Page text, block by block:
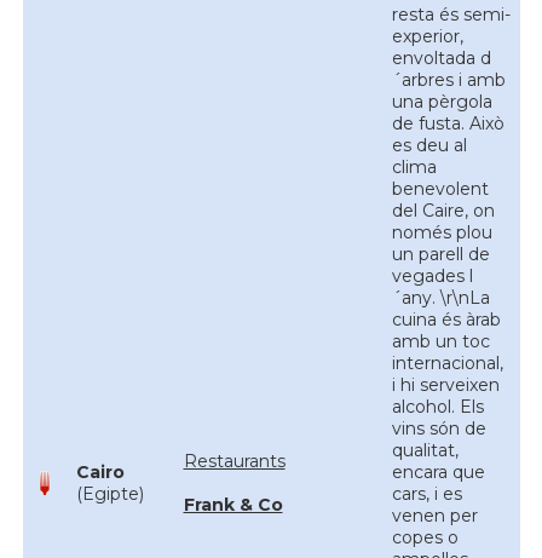
Cairo
(Egipte)
Restaurants
Frank & Co
resta és semi-
experior,
envoltada d
´arbres i amb
una pèrgola
de fusta. Això
es deu al
clima
benevolent
del Caire, on
només plou
un parell de
vegades l
´any. \r\nLa
cuina és àrab
amb un toc
internacional,
i hi serveixen
alcohol. Els
vins són de
qualitat,
encara que
cars, i es
venen per
copes o